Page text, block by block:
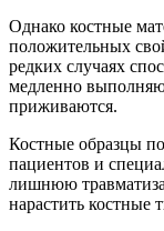
Однако костные
положительных
редких случаях
медленно
приживаются.
Костные образцы
пациентов и
лишнюю
нарастить костные